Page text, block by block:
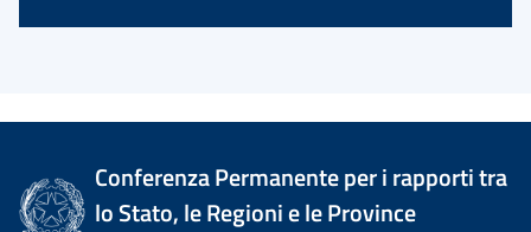
Conferenza Permanente per i rapporti tra
lo Stato, le Regioni e le Province